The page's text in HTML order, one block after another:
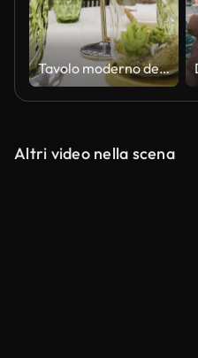
Tavolo moderno del ristorante con un terrario di vetro con piante succulente, bicchieri verdi e stoviglie eleganti, che riflettono una cucina sostenibile e un design di ospitalità contemporanea.
Altri video nella scena